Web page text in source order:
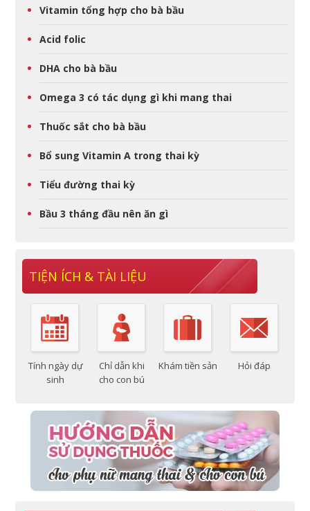
Vitamin tổng hợp cho bà bầu
Acid folic
DHA cho bà bầu
Omega 3 có tác dụng gì khi mang thai
Thuốc sắt cho bà bầu
Bổ sung Vitamin A trong thai kỳ
Tiểu đường thai kỳ
Bầu 3 tháng đầu nên ăn gì
TIỆN ÍCH & TÀI LIỆU
Tính ngày dự
sinh
Chỉ dẫn khi
cho con bú
Khám tiền sản Hỏi đáp